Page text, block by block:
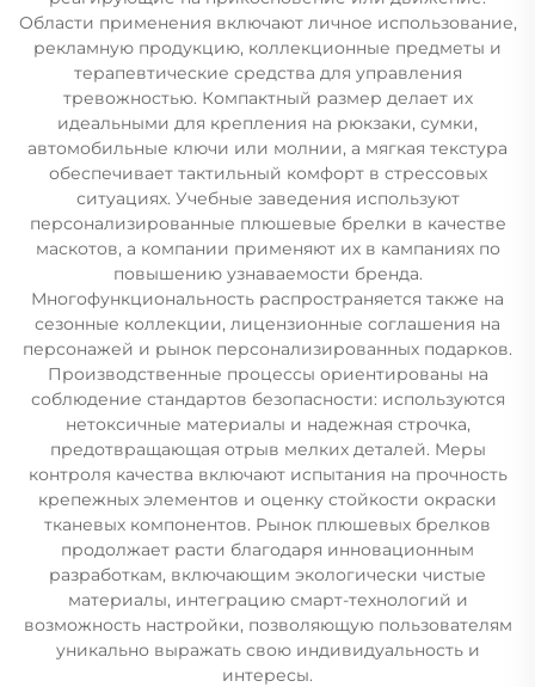
Области применения включают личное использование,
рекламную продукцию, коллекционные предметы и
терапевтические средства для управления
тревожностью. Компактный размер делает их
идеальными для крепления на рюкзаки, сумки,
автомобильные ключи или молнии, а мягкая текстура
обеспечивает тактильный комфорт в стрессовых
ситуациях. Учебные заведения используют
персонализированные плюшевые брелки в качестве
маскотов, а компании применяют их в кампаниях по
повышению узнаваемости бренда.
Многофункциональность распространяется также на
сезонные коллекции, лицензионные соглашения на
персонажей и рынок персонализированных подарков.
Производственные процессы ориентированы на
соблюдение стандартов безопасности: используются
нетоксичные материалы и надежная строчка,
предотвращающая отрыв мелких деталей. Меры
контроля качества включают испытания на прочность
крепежных элементов и оценку стойкости окраски
тканевых компонентов. Рынок плюшевых брелков
продолжает расти благодаря инновационным
разработкам, включающим экологически чистые
материалы, интеграцию смарт-технологий и
возможность настройки, позволяющую пользователям
уникально выражать свою индивидуальность и
интересы.